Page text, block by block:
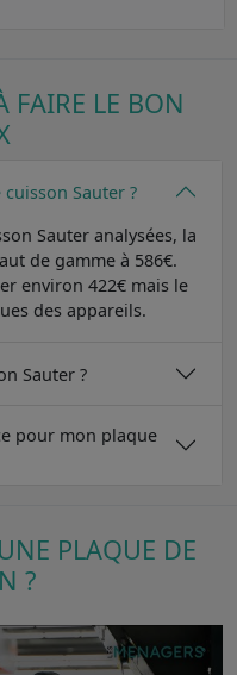
FAIRE LE BON
Sauter ?
Sauter analysées, la
de gamme à 586€.
environ 422€ mais le
des appareils.
Sauter ?
pour mon plaque
PLAQUE DE
?